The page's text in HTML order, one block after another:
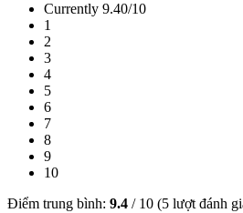
Currently 9.40/10
1
2
3
4
5
6
7
8
9
10
Điểm trung bình: 9.4 / 10 (5 lượt đánh